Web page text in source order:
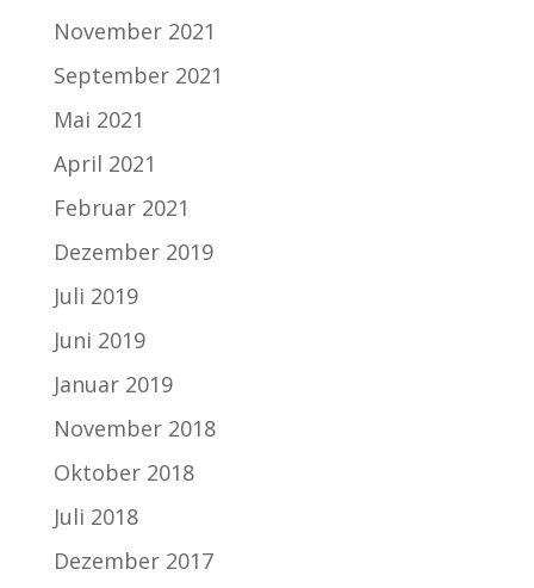
November 2021
September 2021
Mai 2021
April 2021
Februar 2021
Dezember 2019
Juli 2019
Juni 2019
Januar 2019
November 2018
Oktober 2018
Juli 2018
Dezember 2017